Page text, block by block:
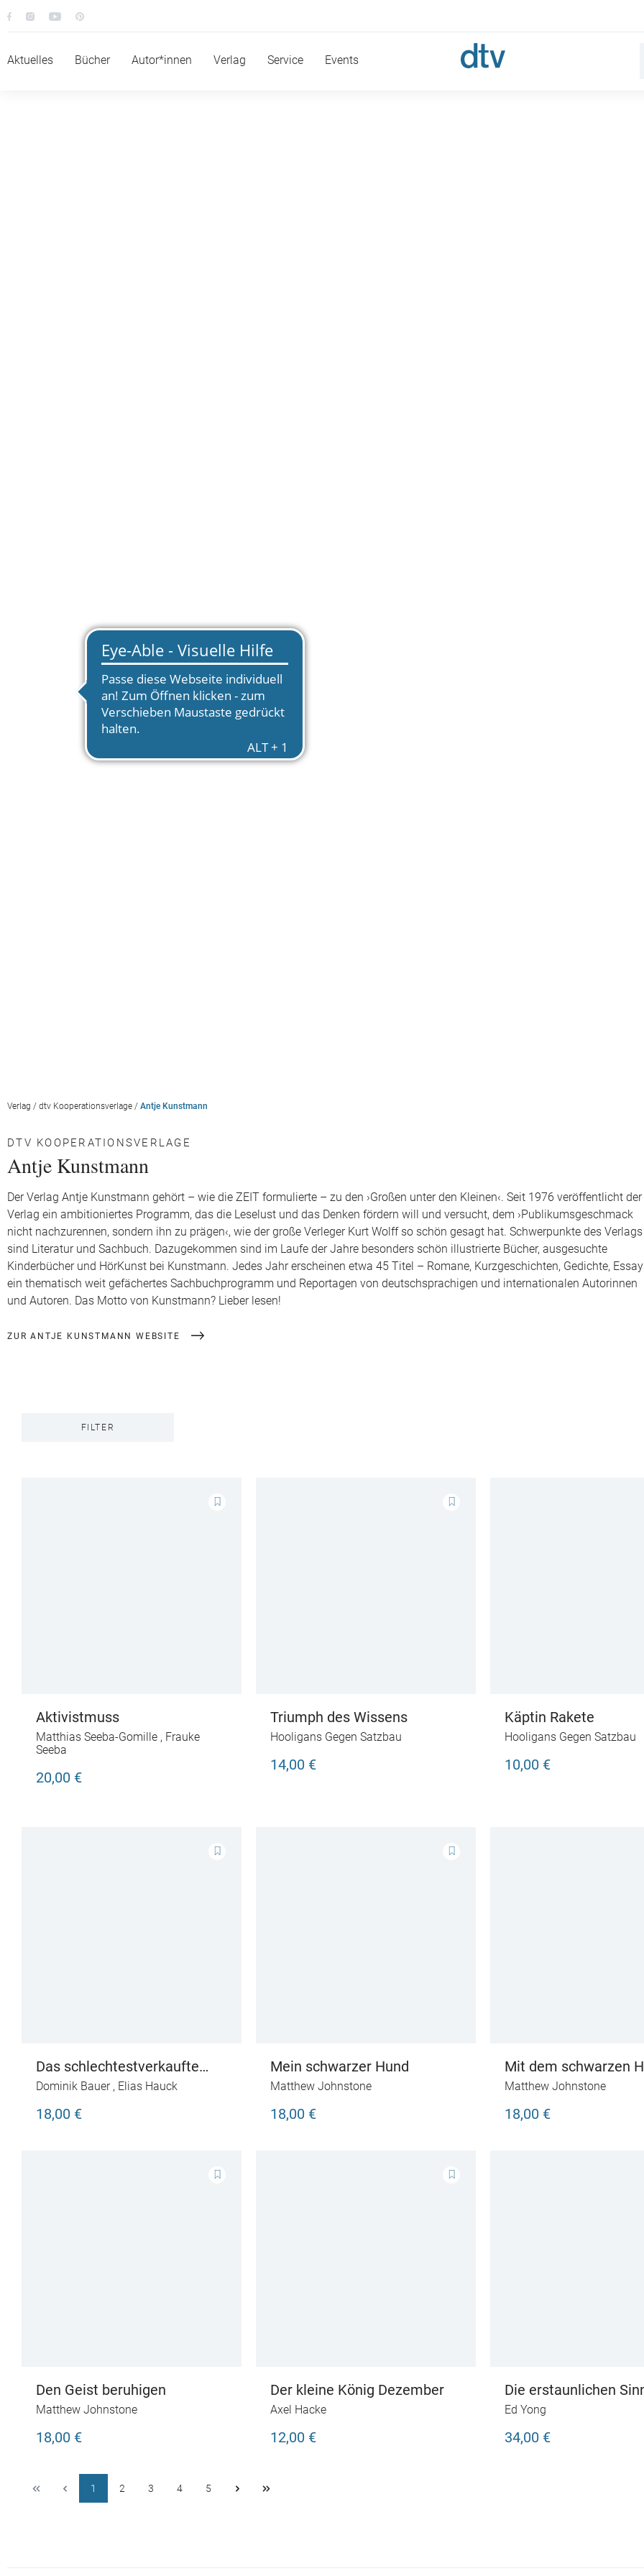
Aktuelles Bücher Autor*innen Verlag Service Events
Verlag / dtv Kooperationsverlage / Antje Kunstmann
DTV KOOPERATIONSVERLAGE
Antje Kunstmann
Der Verlag Antje Kunstmann gehört – wie die ZEIT formulierte – zu den ›Großen unter den Kleinen‹. Seit 1976 veröffentlicht der
Verlag ein ambitioniertes Programm, das die Leselust und das Denken fördern will und versucht, dem ›Publikumsgeschmack
nicht nachzurennen, sondern ihn zu prägen‹, wie der große Verleger Kurt Wolff so schön gesagt hat. Schwerpunkte des Verlags
sind Literatur und Sachbuch. Dazugekommen sind im Laufe der Jahre besonders schön illustrierte Bücher, ausgesuchte
Kinderbücher und HörKunst bei Kunstmann. Jedes Jahr erscheinen etwa 45 Titel – Romane, Kurzgeschichten, Gedichte,
ein thematisch weit gefächertes Sachbuchprogramm und Reportagen von deutschsprachigen und internationalen Autorinnen
und Autoren. Das Motto von Kunstmann? Lieber lesen!
ZUR ANTJE KUNSTMANN WEBSITE
FILTER
Aktivistmuss
Matthias Seeba-Gomille , Frauke
Seeba
20,00 €
Triumph des Wissens
Hooligans Gegen Satzbau
14,00 €
Käptin Rakete
Hooligans Gegen Satzbau
10,00 €
Das schlechtestverkaufte
Buch der Welt
Dominik Bauer, Elias Hauck
18,00 €
Mein schwarzer Hund
Matthew Johnstone
18,00 €
Mit dem schwarzen
leben
Matthew Johnstone
18,00 €
Den Geist beruhigen
Matthew Johnstone
18,00 €
Der kleine König Dezember
Axel Hacke
12,00 €
Die erstaunlichen
Tiere
Ed Yong
34,00 €
1 2 3 4 5